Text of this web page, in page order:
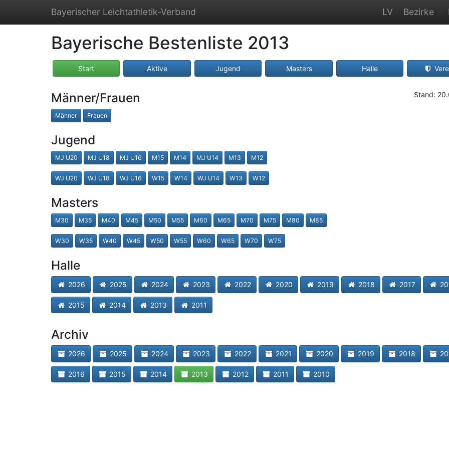
Bayerischer Leichtathletik-Verband LV Bezirke
Bayerische Bestenliste 2013
Start Aktive Jugend Masters Halle
Stand:
Männer/Frauen
Männer Frauen
Jugend
MJ U20 MJ U18 MJ U16 M15 M14 MJ U14 M13 M12
WJ U20 WJ U18 WJ U16 W15 W14 WJ U14 W13 W12
Masters
M30 M35 M40 M45 M50 M55 M60 M65 M70 M75 M80 M85
W30 W35 W40 W45 W50 W55 W60 W65 W70 W75
Halle
2026 2025 2024 2023 2022 2020 2019 2018 2017
2015 2014 2013 2011
Archiv
2026 2025 2024 2023 2022 2021 2020 2019 2018
2016 2015 2014 2013 2012 2011 2010